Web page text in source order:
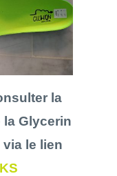
la
Glycerin
via le lien